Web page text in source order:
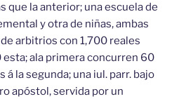
que la anterior; una escuela de
y otra de niñas, ambas
arbitrios con 1,700 reales
esta; ala primera concurren 60
á la segunda; una iul. parr. bajo
apóstol, servida por un